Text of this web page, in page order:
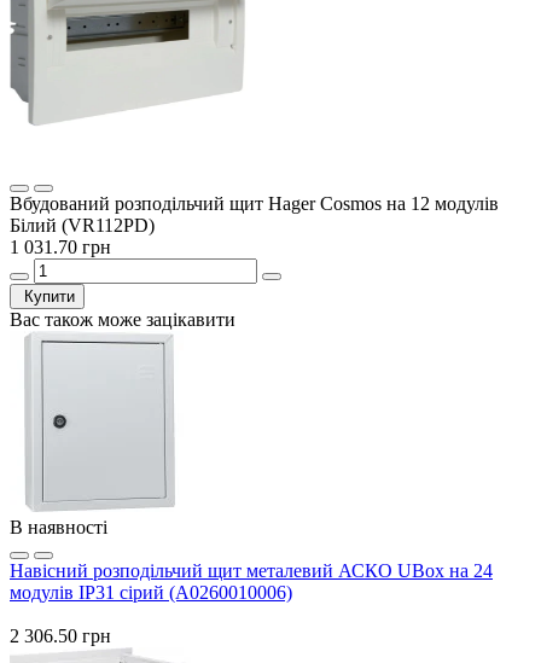
Вбудований розподільчий щит Hager Cosmos на 12 модулів
Білий (VR112PD)
1 031.70 грн
Купити
Вас також може зацікавити
В наявності
Навісний розподільчий щит металевий АСКО UBox на 24
модулів IP31 сірий (A0260010006)
2 306.50 грн